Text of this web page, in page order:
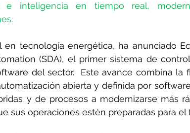
elektrotools-P01961 elektrotools-P064000
e inteligencia en tiempo real,
en tecnología energética, ha anunciado
(SDA), el primer sistema de
del sector.  Este avance combina la
abierta y definida por
y de procesos a modernizarse más
sus operaciones estén preparadas para el